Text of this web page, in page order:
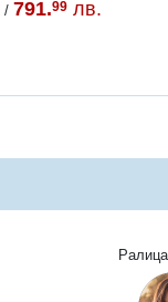
/ 791.99 лв.